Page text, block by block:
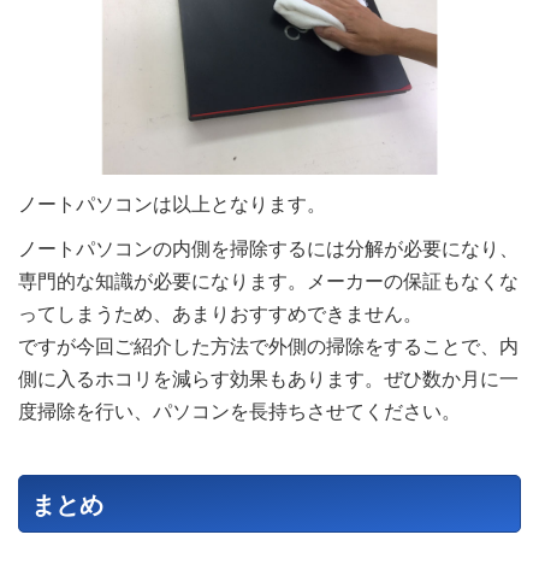
ノートパソコンは以上となります。
ノートパソコンの内側を掃除するには分解が必要になり、
専門的な知識が必要になります。メーカーの保証もなくな
ってしまうため、あまりおすすめできません。
ですが今回ご紹介した方法で外側の掃除をすることで、内
側に入るホコリを減らす効果もあります。ぜひ数か月に一
度掃除を行い、パソコンを長持ちさせてください。
まとめ